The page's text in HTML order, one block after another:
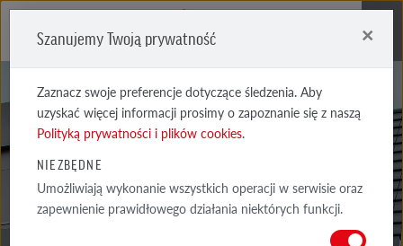
PŁYTKI
Szanujemy Twoją prywatność ×
Zaznacz swoje preferencje dotyczące śledzenia. Aby
uzyskać więcej informacji prosimy o zapoznanie się z naszą
Polityką prywatności i plików cookies.
NIEZBĘDNE
Umożliwiają wykonanie wszystkich operacji w serwisie oraz
zapewnienie prawidłowego działania niektórych funkcji.